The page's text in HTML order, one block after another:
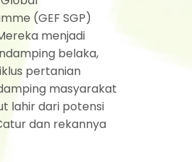
(GEF SGP)
menjadi
belaka,
pertanian
masyarakat
lahir dari potensi
dan rekannya